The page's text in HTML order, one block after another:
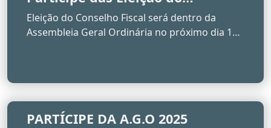
Conselho Fiscal 2025
Eleição do Conselho Fiscal será dentro da
Assembleia Geral Ordinária no próximo dia 15
PARTÍCIPE DA A.G.O 2025